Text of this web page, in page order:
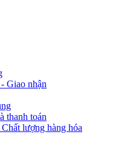
Giao nhận
thanh toán
lượng hàng hóa